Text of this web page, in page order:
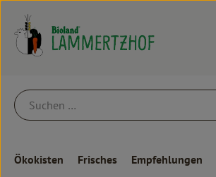
Ökokisten Frisches Empfehlungen